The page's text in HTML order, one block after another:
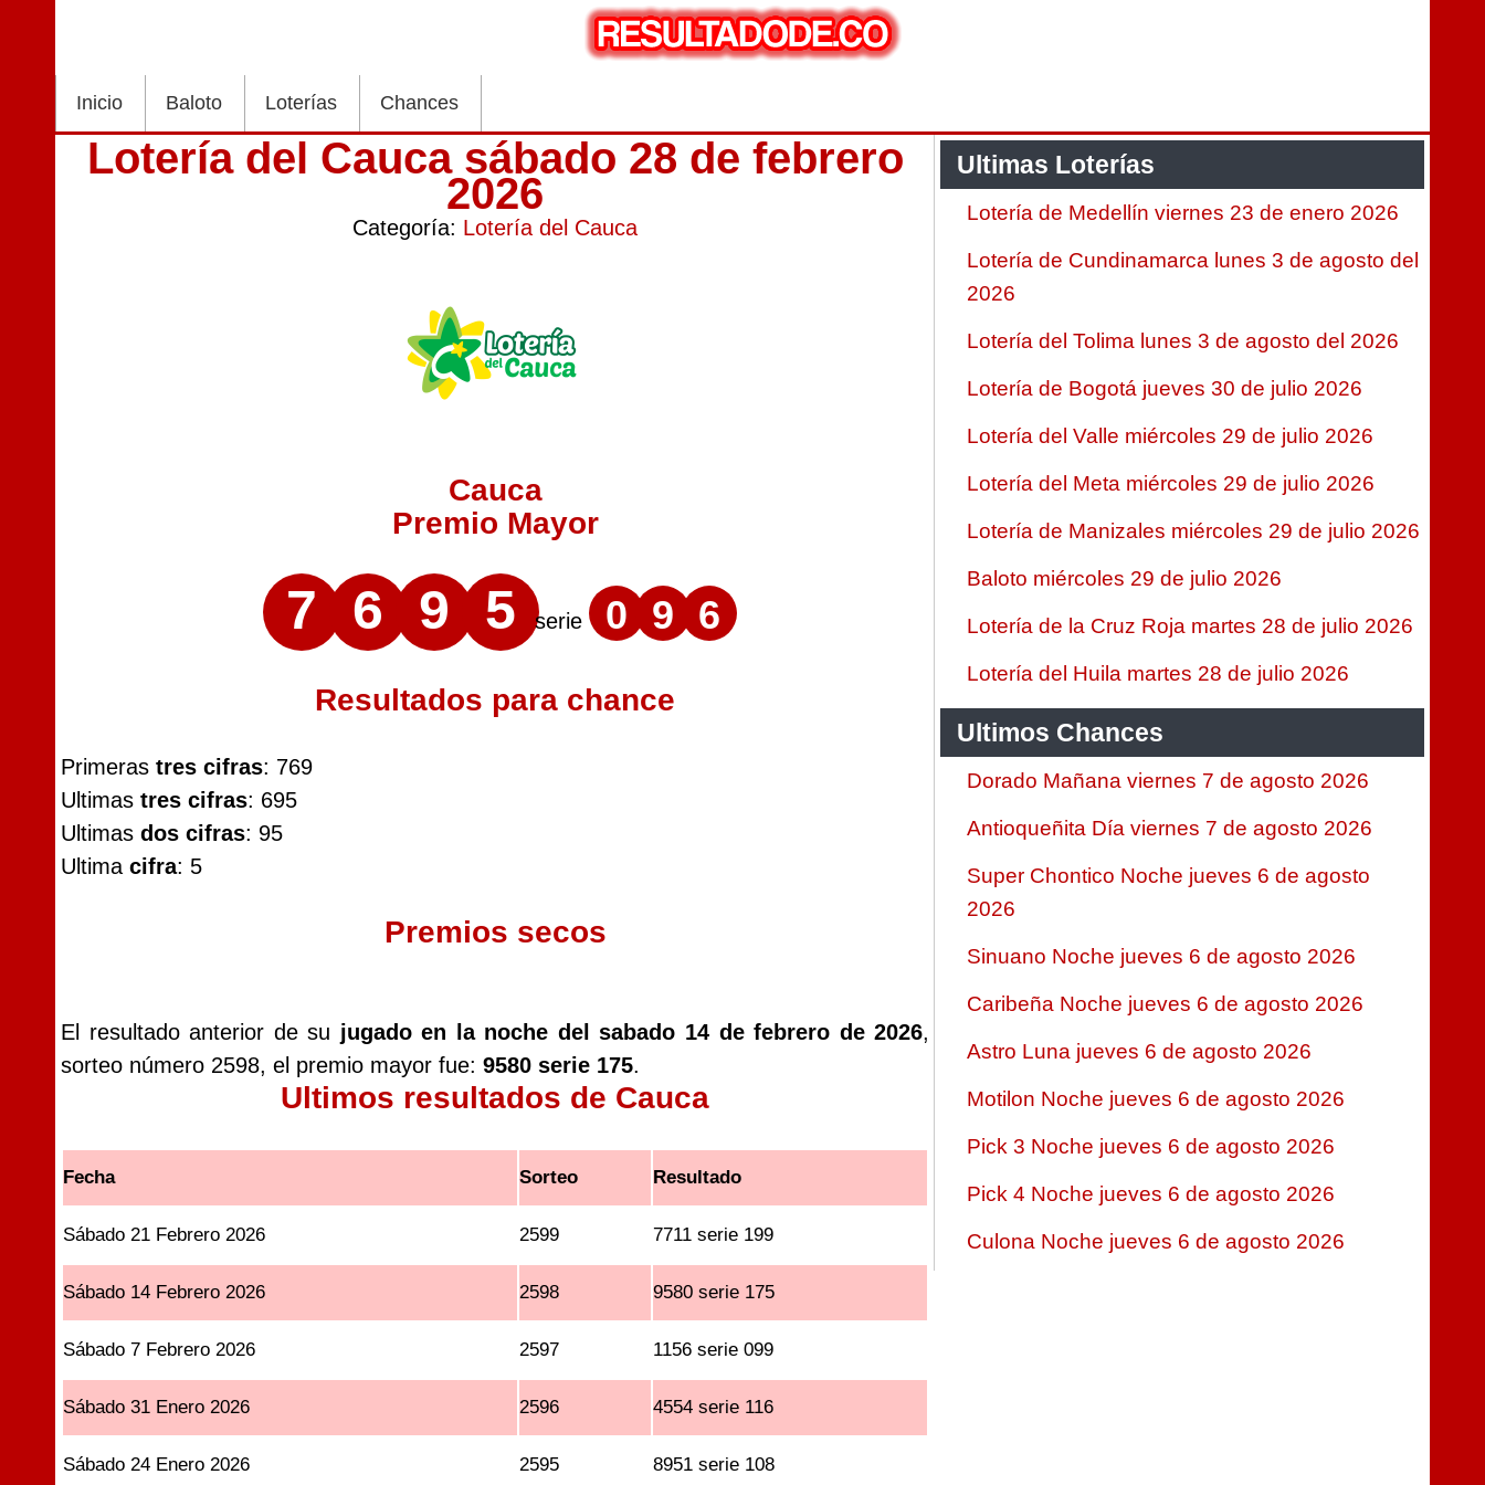
Inicio Baloto Loterías Chances
Lotería del Cauca sábado 28 de febrero
2026
Categoría: Lotería del Cauca
Cauca
Premio Mayor
7 6 9 5 serie 0 9 6
Resultados para chance
Primeras tres cifras: 769
Ultimas tres cifras: 695
Ultimas dos cifras: 95
Ultima cifra: 5
Premios secos
El resultado anterior de su jugado en la noche del sabado 14 de febrero de 2026,
sorteo número 2598, el premio mayor fue: 9580 serie 175.
Ultimos resultados de Cauca
Fecha Sorteo Resultado
Sábado 21 Febrero 2026 2599 7711 serie 199
Sábado 14 Febrero 2026 2598 9580 serie 175
Sábado 7 Febrero 2026 2597 1156 serie 099
Sábado 31 Enero 2026 2596 4554 serie 116
Sábado 24 Enero 2026 2595 8951 serie 108
Ultimas Loterías
Lotería de Medellín viernes 23 de enero 2026
Lotería de Cundinamarca lunes 3 de agosto del
2026
Lotería del Tolima lunes 3 de agosto del 2026
Lotería de Bogotá jueves 30 de julio 2026
Lotería del Valle miércoles 29 de julio 2026
Lotería del Meta miércoles 29 de julio 2026
Lotería de Manizales miércoles 29 de julio 2026
Baloto miércoles 29 de julio 2026
Lotería de la Cruz Roja martes 28 de julio 2026
Lotería del Huila martes 28 de julio 2026
Ultimos Chances
Dorado Mañana viernes 7 de agosto 2026
Antioqueñita Día viernes 7 de agosto 2026
Super Chontico Noche jueves 6 de agosto
2026
Sinuano Noche jueves 6 de agosto 2026
Caribeña Noche jueves 6 de agosto 2026
Astro Luna jueves 6 de agosto 2026
Motilon Noche jueves 6 de agosto 2026
Pick 3 Noche jueves 6 de agosto 2026
Pick 4 Noche jueves 6 de agosto 2026
Culona Noche jueves 6 de agosto 2026